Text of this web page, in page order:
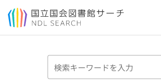
本文へ移動